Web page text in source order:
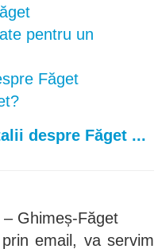
pentru un
Făget
despre Făget ...
Ghimeș-Făget
email, va servim